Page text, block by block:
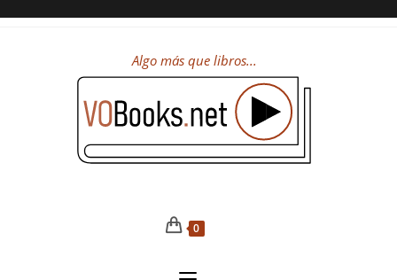
Algo más que libros...
0